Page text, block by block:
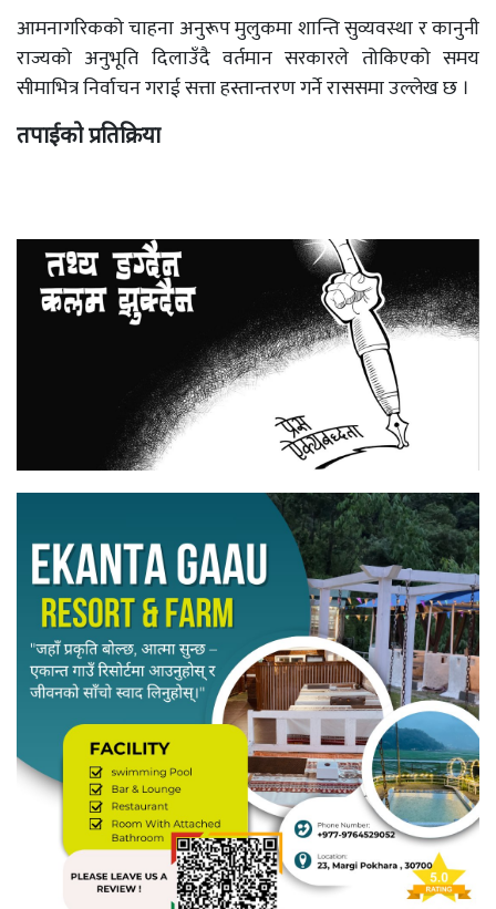
आमनागरिकको चाहना अनुरूप मुलुकमा शान्ति सुव्यवस्था र कानुनी
राज्यको अनुभूति दिलाउँदै वर्तमान सरकारले तोकिएको समय
सीमाभित्र निर्वाचन गराई सत्ता हस्तान्तरण गर्ने राससमा उल्लेख छ ।
तपाईको प्रतिक्रिया